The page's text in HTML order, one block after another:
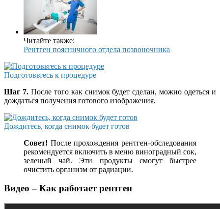
Читайте также:
Рентген поясничного отдела позвоночника
Подготовьтесь к процедуре
Шаг 7.После того как снимок будет сделан, можно одеться и
дождаться получения готового изображения.
Дождитесь, когда снимок будет готов
Совет! После прохождения рентген-обследования
рекомендуется включить в меню виноградный сок,
зеленый чай. Эти продукты смогут быстрее
очистить организм от радиации.
Видео – Как работает рентген